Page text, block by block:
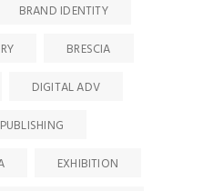
BRAND IDENTITY
BRESCIA
DIGITAL ADV
EXHIBITION